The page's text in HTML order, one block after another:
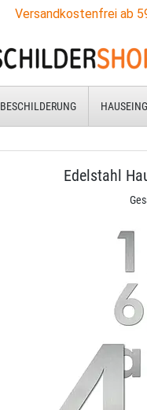
Versandkostenfrei ab
BESCHILDERUNG
Edelstahl